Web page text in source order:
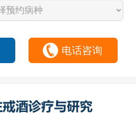
电话咨询